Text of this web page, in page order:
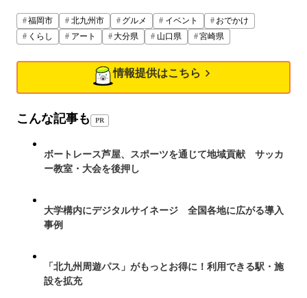
福岡市 北九州市 グルメ イベント
おでかけ
くらし
アート 大分県 山口県 宮崎県
情報提供はこちら
こんな記事も PR
ボートレース芦屋、スポーツを通じて地域貢献 サッカ
ー教室・大会を後押し
大学構内にデジタルサイネージ 全国各地に広がる導入
事例
「北九州周遊パス」がもっとお得に！利用できる駅・施
設を拡充